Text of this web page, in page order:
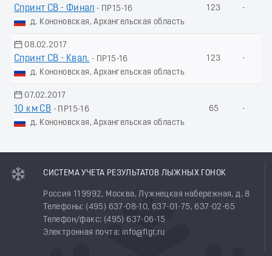
Спринт СВ - Финал - ПР15-16
д. Кононовская, Архангельская область
123 -
08.02.2017
Спринт СВ - Квал. - ПР15-16
д. Кононовская, Архангельская область
123 -
07.02.2017
10 км СВ - ПР15-16
д. Кононовская, Архангельская область
65 -
СИСТЕМА УЧЕТА РЕЗУЛЬТАТОВ ЛЫЖНЫХ ГОНОК
Россия 119992, Москва, Лужнецкая набережная, д. 8
Телефоны: (495) 637-08-10, 637-01-75, 637-02-65
Телефон/факс: (495) 637-06-15
Электронная почта: info@flgr.ru